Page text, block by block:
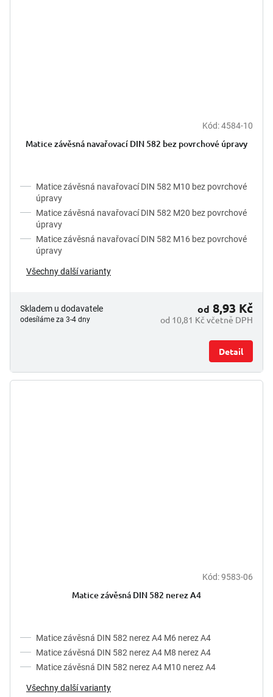
Kód:4584-10
Matice závěsná navařovací DIN 582 bez povrchové úpravy
Matice závěsná navařovací DIN 582 M10 bez povrchové
úpravy
Matice závěsná navařovací DIN 582 M20 bez povrchové
úpravy
Matice závěsná navařovací DIN 582 M16 bez povrchové
úpravy
Všechny další varianty
Skladem u dodavatele
odesíláme za 3-4 dny od 10,81 Kč včetně DPH
od 8,93 Kč
Detail
Kód:9583-06
Matice závěsná DIN 582 nerez A4
Matice závěsná DIN 582 nerez A4 M6 nerez A4
Matice závěsná DIN 582 nerez A4 M8 nerez A4
Matice závěsná DIN 582 nerez A4 M10 nerez A4
Všechny další varianty